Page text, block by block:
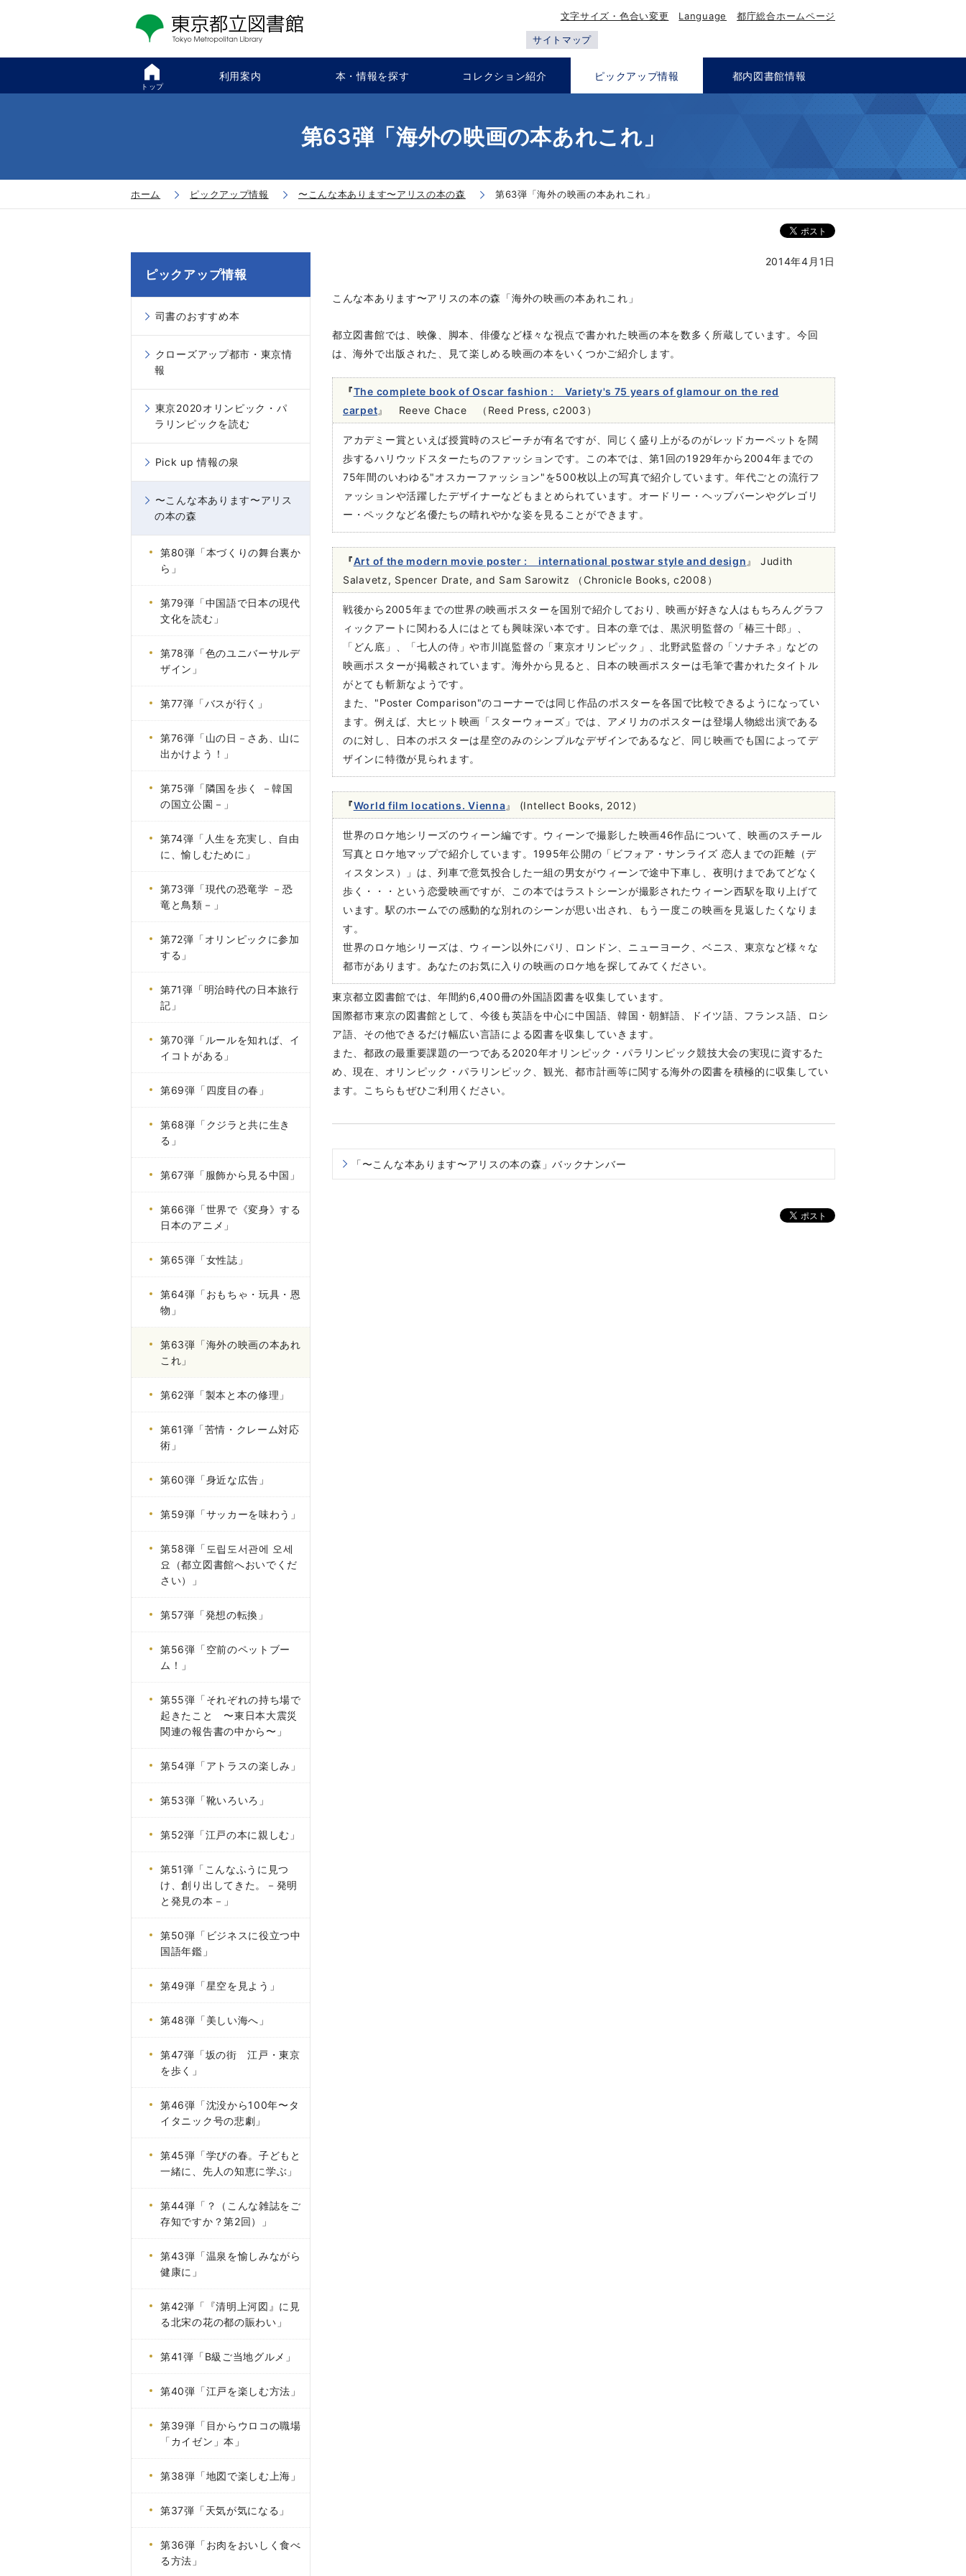
文字サイズ・色合い変更 Language 都庁総合ホームページ
サイトマップ
トップ
利用案内 本・情報を探す コレクション紹介 ピックアップ情報 都内図書館情報
第63弾「海外の映画の本あれこれ」
ホーム ピックアップ情報 〜こんな本あります〜アリスの本の森 第63弾「海外の映画の本あれこれ」
2014年4月1日
こんな本あります〜アリスの本の森「海外の映画の本あれこれ」
都立図書館では、映像、脚本、俳優など様々な視点で書かれた映画の本を数多く所蔵しています。今回
は、海外で出版された、見て楽しめる映画の本をいくつかご紹介します。
『The complete book of Oscar fashion : Variety's 75 years of glamour on the red
carpet』 Reeve Chace （Reed Press, c2003）
アカデミー賞といえば授賞時のスピーチが有名ですが、同じく盛り上がるのがレッドカーペットを闊
歩するハリウッドスターたちのファッションです。この本では、第1回の1929年から2004年までの
75年間のいわゆる"オスカーファッション"を500枚以上の写真で紹介しています。年代ごとの流行フ
ァッションや活躍したデザイナーなどもまとめられています。オードリー・ヘップバーンやグレゴリ
ー・ペックなど名優たちの晴れやかな姿を見ることができます。
『Art of the modern movie poster : international postwar style and design 』 Judith
Salavetz, Spencer Drate, and Sam Sarowitz （Chronicle Books, c2008）
戦後から2005年までの世界の映画ポスターを国別で紹介しており、映画が好きな人はもちろんグラフ
ィックアートに関わる人にはとても興味深い本です。日本の章では、黒沢明監督の「椿三十郎」、
「どん底」、「七人の侍」や市川崑監督の「東京オリンピック」、北野武監督の「ソナチネ」などの
映画ポスターが掲載されています。海外から見ると、日本の映画ポスターは毛筆で書かれたタイトル
がとても斬新なようです。
また、"Poster Comparison"のコーナーでは同じ作品のポスターを各国で比較できるようになってい
ます。例えば、大ヒット映画「スターウォーズ」では、アメリカのポスターは登場人物総出演である
のに対し、日本のポスターは星空のみのシンプルなデザインであるなど、同じ映画でも国によってデ
ザインに特徴が見られます。
『World film locations. Vienna』 (Intellect Books, 2012）
世界のロケ地シリーズのウィーン編です。ウィーンで撮影した映画46作品について、映画のスチール
写真とロケ地マップで紹介しています。1995年公開の「ビフォア・サンライズ 恋人までの距離（デ
ィスタンス）」は、列車で意気投合した一組の男女がウィーンで途中下車し、夜明けまであてどなく
歩く・・・という恋愛映画ですが、この本ではラストシーンが撮影されたウィーン西駅を取り上げて
います。駅のホームでの感動的な別れのシーンが思い出され、もう一度この映画を見返したくなりま
す。
世界のロケ地シリーズは、ウィーン以外にパリ、ロンドン、ニューヨーク、ベニス、東京など様々な
都市があります。あなたのお気に入りの映画のロケ地を探してみてください。
東京都立図書館では、年間約6,400冊の外国語図書を収集しています。
国際都市東京の図書館として、今後も英語を中心に中国語、韓国・朝鮮語、ドイツ語、フランス語、ロシ
ア語、その他できるだけ幅広い言語による図書を収集していきます。
また、都政の最重要課題の一つである2020年オリンピック・パラリンピック競技大会の実現に資するた
め、現在、オリンピック・パラリンピック、観光、都市計画等に関する海外の図書を積極的に収集してい
ます。こちらもぜひご利用ください。
「〜こんな本あります〜アリスの本の森」バックナンバー
ピックアップ情報
司書のおすすめ本
クローズアップ都市・東京情
報
東京2020オリンピック・パ
ラリンピックを読む
Pick up 情報の泉
〜こんな本あります〜アリス
の本の森
第80弾「本づくりの舞台裏か
ら」
第79弾「中国語で日本の現代
文化を読む」
第78弾「色のユニバーサルデ
ザイン」
第77弾「バスが行く」
第76弾「山の日－さあ、山に
出かけよう！」
第75弾「隣国を歩く －韓国
の国立公園－」
第74弾「人生を充実し、自由
に、愉しむために」
第73弾「現代の恐竜学 －恐
竜と鳥類－」
第72弾「オリンピックに参加
する」
第71弾「明治時代の日本旅行
記」
第70弾「ルールを知れば、イ
イコトがある」
第69弾「四度目の春」
第68弾「クジラと共に生き
る」
第67弾「服飾から見る中国」
第66弾「世界で《変身》する
日本のアニメ」
第65弾「女性誌」
第64弾「おもちゃ・玩具・恩
物」
第63弾「海外の映画の本あれ
これ」
第62弾「製本と本の修理」
第61弾「苦情・クレーム対応
術」
第60弾「身近な広告」
第59弾「サッカーを味わう」
第58弾「도립도서관에 오세
요（都立図書館へおいでくだ
さい）」
第57弾「発想の転換」
第56弾「空前のペットブー
ム！」
第55弾「それぞれの持ち場で
起きたこと 〜東日本大震災
関連の報告書の中から〜」
第54弾「アトラスの楽しみ」
第53弾「靴いろいろ」
第52弾「江戸の本に親しむ」
第51弾「こんなふうに見つ
け、創り出してきた。－発明
と発見の本－」
第50弾「ビジネスに役立つ中
国語年鑑」
第49弾「星空を見よう」
第48弾「美しい海へ」
第47弾「坂の街 江戸・東京
を歩く」
第46弾「沈没から100年〜タ
イタニック号の悲劇」
第45弾「学びの春。子どもと
一緒に、先人の知恵に学ぶ」
第44弾「？（こんな雑誌をご
存知ですか？第2回）」
第43弾「温泉を愉しみながら
健康に」
第42弾「『清明上河図』に見
る北宋の花の都の賑わい」
第41弾「B級ご当地グルメ」
第40弾「江戸を楽しむ方法」
第39弾「目からウロコの職場
「カイゼン」本」
第38弾「地図で楽しむ上海」
第37弾「天気が気になる」
第36弾「お肉をおいしく食べ
る方法」